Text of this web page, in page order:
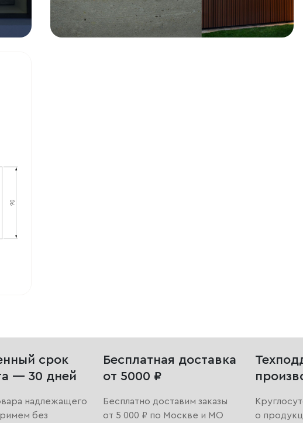
срок
— 30 дней
надлежащего
без
Бесплатная доставка
от 5000 ₽
Бесплатно доставим заказы
от 5 000 ₽ по Москве и МО
о